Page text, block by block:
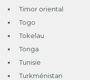
Timor oriental
Togo
Tokelau
Tonga
Tunisie
Turkménistan